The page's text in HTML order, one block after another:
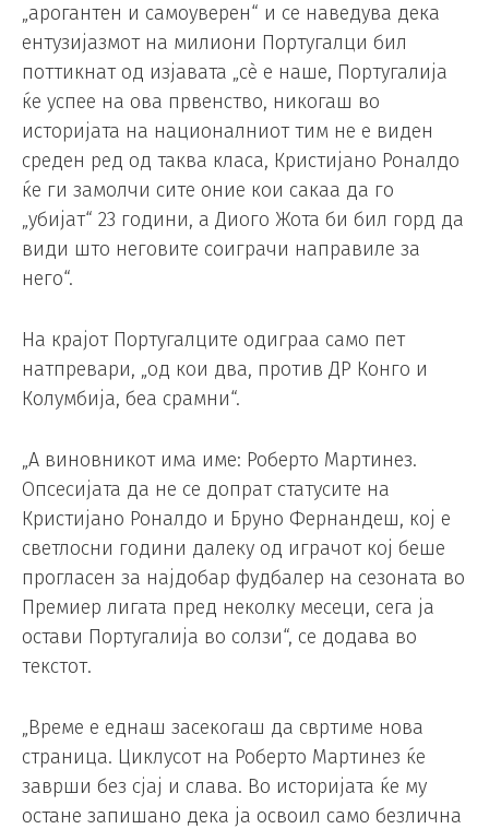
„арогантен и самоуверен“ и се наведува дека
ентузијазмот на милиони Португалци бил
поттикнат од изјавата „сè е наше, Португалија
ќе успее на ова првенство, никогаш во
историјата на националниот тим не е виден
среден ред од таква класа, Кристијано Роналдо
ќе ги замолчи сите оние кои сакаа да го
„убијат“ 23 години, а Диого Жота би бил горд да
види што неговите соиграчи направиле за
него“.
На крајот Португалците одиграа само пет
натпревари, „од кои два, против ДР Конго и
Колумбија, беа срамни“.
„А виновникот има име: Роберто Мартинез.
Опсесијата да не се допрат статусите на
Кристијано Роналдо и Бруно Фернандеш, кој е
светлосни години далеку од играчот кој беше
прогласен за најдобар фудбалер на сезоната во
Премиер лигата пред неколку месеци, сега ја
остави Португалија во солзи“, се додава во
текстот.
„Време е еднаш засекогаш да свртиме нова
страница. Циклусот на Роберто Мартинез ќе
заврши без сјај и слава. Во историјата ќе му
остане запишано дека ја освоил само безлична